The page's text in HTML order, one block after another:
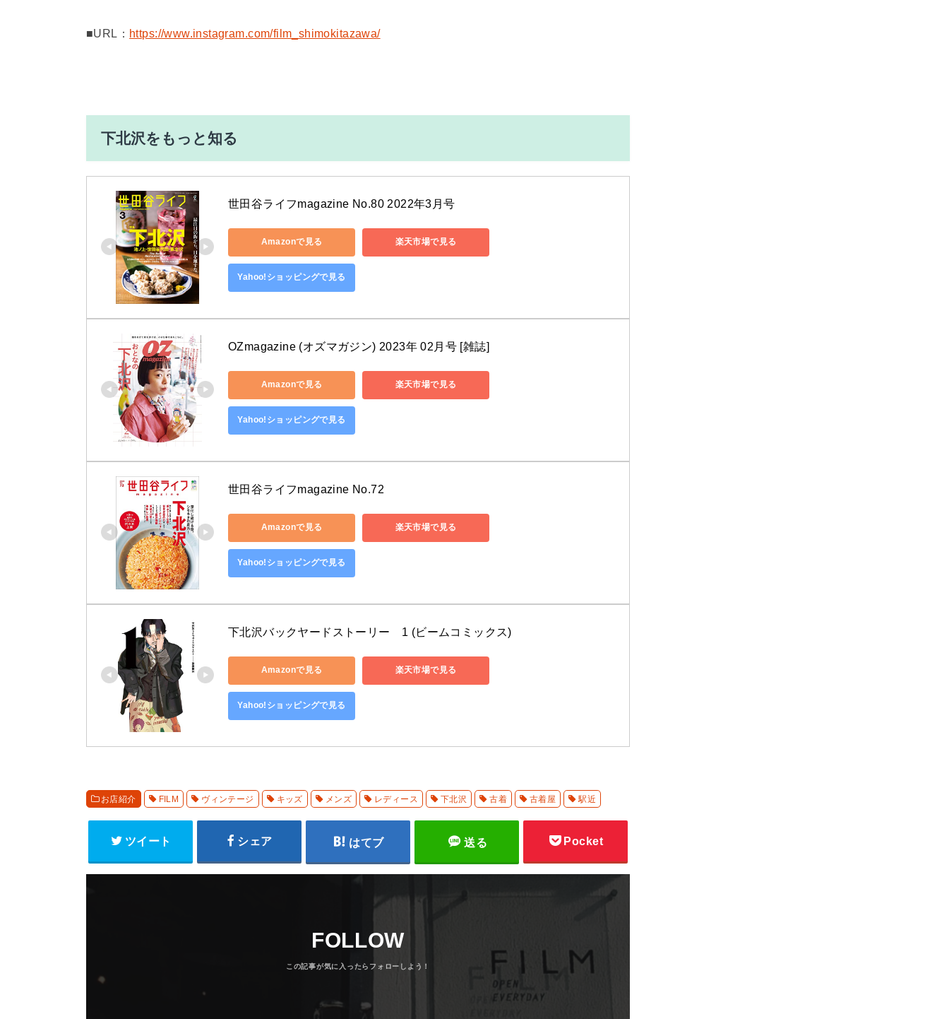
■URL： https://www.instagram.com/film_shimokitazawa/
下北沢をもっと知る
世田谷ライフmagazine No.80 2022年3月号
Amazonで見る 楽天市場で見る
Yahoo!ショッピングで見る
OZmagazine (オズマガジン) 2023年 02月号 [雑誌]
Amazonで見る 楽天市場で見る
Yahoo!ショッピングで見る
世田谷ライフmagazine No.72
Amazonで見る 楽天市場で見る
Yahoo!ショッピングで見る
下北沢バックヤードストーリー　1 (ビームコミックス)
Amazonで見る 楽天市場で見る
Yahoo!ショッピングで見る
お店紹介 FILM ヴィンテージ キッズ メンズ レディース 下北沢 古着 古着屋 駅近
ツイート シェア はてブ 送る Pocket
FOLLOW